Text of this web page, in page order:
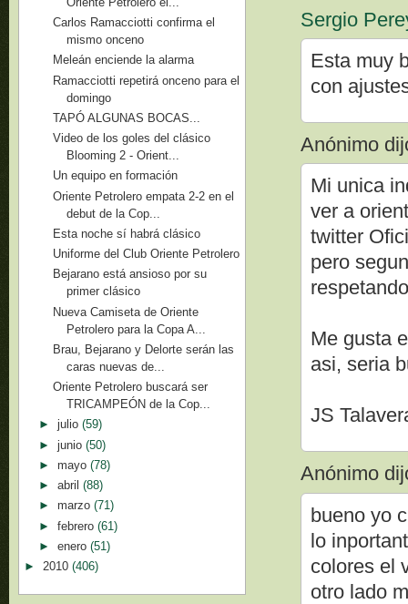
Sergio
Esta muy
con
Anónimo
Mi unica
ver a
twitter
pero
Me gusta
asi, seria
JS
Anónimo
bueno yo
lo
colores el
otro lado
Carlos Ramacciotti confirma el
mismo onceno
Meleán enciende la alarma
Ramacciotti repetirá onceno para el
domingo
TAPÓ ALGUNAS BOCAS...
Video de los goles del clásico
Blooming 2 - Orient...
Un equipo en formación
Oriente Petrolero empata 2-2 en el
debut de la Cop...
Esta noche sí habrá clásico
Uniforme del Club Oriente Petrolero
Bejarano está ansioso por su
primer clásico
Nueva Camiseta de Oriente
Petrolero para la Copa A...
Brau, Bejarano y Delorte serán las
caras nuevas de...
Oriente Petrolero buscará ser
TRICAMPEÓN de la Cop...
► julio (59)
► junio (50)
► mayo (78)
► abril (88)
► marzo (71)
► febrero (61)
► enero (51)
► 2010 (406)